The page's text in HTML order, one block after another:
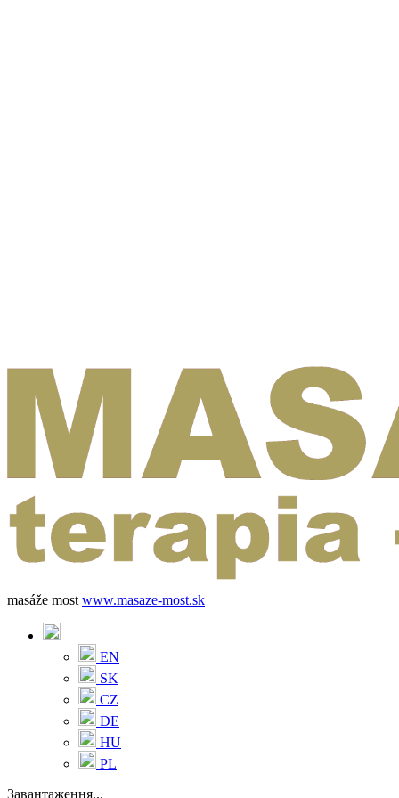
masáže most www.masaze-most.sk
EN
SK
CZ
DE
HU
PL
Завантаження...